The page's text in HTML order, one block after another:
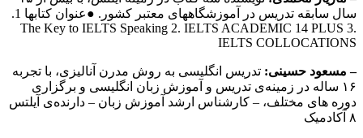
سال سابقه تدریس در آموزشگاههای معتبر کشور. ●عنوان کتابها 1.
The Key to IELTS Speaking 2. IELTS ACADEMIC 14 PLUS 3.
IELTS COLLOCATIONS
– مسعود حسینی: تدریس انگلیسی به روش مدرن آنالیزی، با تجربه
۱۶ ساله در زمینه‌ی تدریس و آموزش زبان انگلیسی و برگزاری
دوره های مختلف، – کارشناس ارشد آموزش زبان – دارنده‌ی آیلتس
۸ آکادمیک